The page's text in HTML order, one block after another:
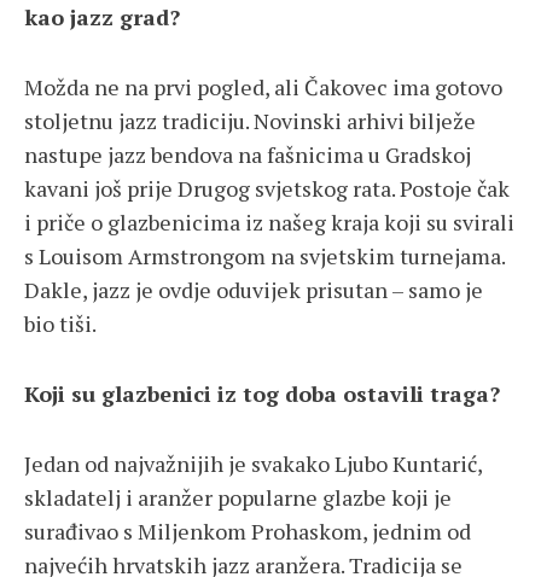
kao jazz grad?
Možda ne na prvi pogled, ali Čakovec ima gotovo
stoljetnu jazz tradiciju. Novinski arhivi bilježe
nastupe jazz bendova na fašnicima u Gradskoj
kavani još prije Drugog svjetskog rata. Postoje čak
i priče o glazbenicima iz našeg kraja koji su svirali
s Louisom Armstrongom na svjetskim turnejama.
Dakle, jazz je ovdje oduvijek prisutan – samo je
bio tiši.
Koji su glazbenici iz tog doba ostavili traga?
Jedan od najvažnijih je svakako Ljubo Kuntarić,
skladatelj i aranžer popularne glazbe koji je
surađivao s Miljenkom Prohaskom, jednim od
najvećih hrvatskih jazz aranžera. Tradicija se